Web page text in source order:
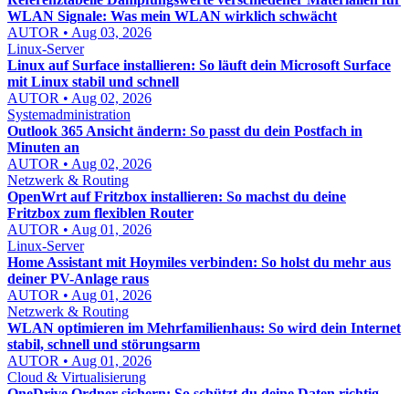
WLAN Signale: Was mein WLAN wirklich schwächt
AUTOR • Aug 03, 2026
Linux-Server
Linux auf Surface installieren: So läuft dein Microsoft Surface
mit Linux stabil und schnell
AUTOR • Aug 02, 2026
Systemadministration
Outlook 365 Ansicht ändern: So passt du dein Postfach in
Minuten an
AUTOR • Aug 02, 2026
Netzwerk & Routing
OpenWrt auf Fritzbox installieren: So machst du deine
Fritzbox zum flexiblen Router
AUTOR • Aug 01, 2026
Linux-Server
Home Assistant mit Hoymiles verbinden: So holst du mehr aus
deiner PV-Anlage raus
AUTOR • Aug 01, 2026
Netzwerk & Routing
WLAN optimieren im Mehrfamilienhaus: So wird dein Internet
stabil, schnell und störungsarm
AUTOR • Aug 01, 2026
Cloud & Virtualisierung